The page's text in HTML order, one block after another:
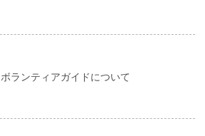
ボランティアガイドについて